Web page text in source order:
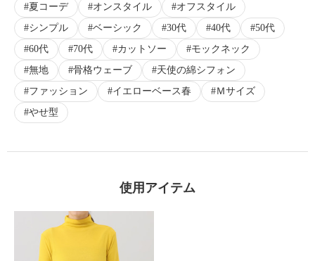
夏コーデ オンスタイル
オフスタイル
シンプル
ベーシック 30代 40代
50代
60代
70代 カットソー
モックネック
無地
骨格ウェーブ
天使の綿シフォン
ファッション
イエローベース春
Ｍサイズ
やせ型
使用アイテム